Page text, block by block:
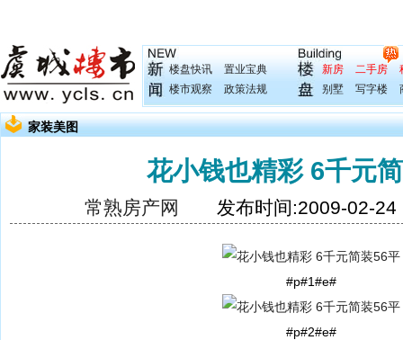
楼盘快讯
置业宝典
楼市观察
政策法规
新房 二手房
别墅
写字楼
家装美图
花小钱也精彩 6千元
常熟房产网 发布时间:2009-02-
#p#1#e#
#p#2#e#